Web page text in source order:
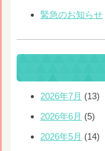
緊急のお知らせ
2026年7月 (13)
2026年6月 (5)
2026年5月 (14)